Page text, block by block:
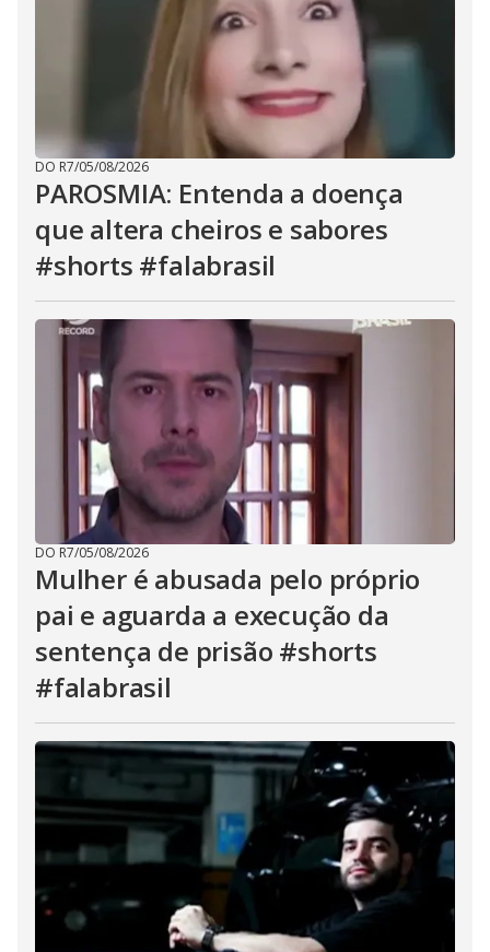
DO R7/05/08/2026
PAROSMIA: Entenda a doença
que altera cheiros e sabores
#shorts #falabrasil
DO R7/05/08/2026
Mulher é abusada pelo próprio
pai e aguarda a execução da
sentença de prisão #shorts
#falabrasil